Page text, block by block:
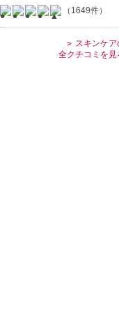
（1649件）
スキンケア
全クチコミを見